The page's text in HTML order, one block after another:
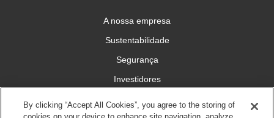
A nossa empresa
Sustentabilidade
Segurança
Investidores
By clicking “Accept All Cookies”, you agree to the storing of